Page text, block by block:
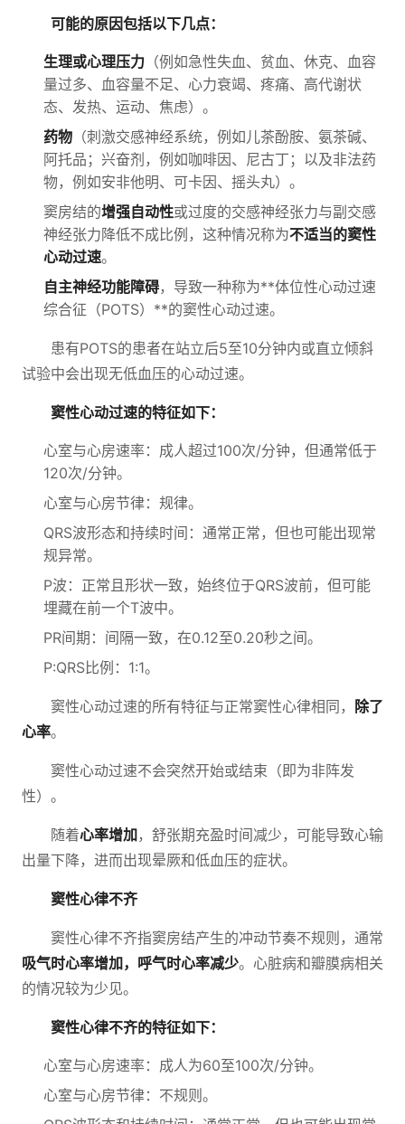
可能的原因包括以下几点：
生理或心理压力 （例如急性失血、贫血、休克、血容
量过多、血容量不足、心力衰竭、疼痛、高代谢状
态、发热、运动、焦虑）。
药物 （刺激交感神经系统，例如儿茶酚胺、氨茶碱、
阿托品；兴奋剂，例如咖啡因、尼古丁；以及非法药
物，例如安非他明、可卡因、摇头丸）。
窦房结的增强自动性或过度的交感神经张力与副交感
神经张力降低不成比例，这种情况称为不适当的窦性
心动过速。
自主神经功能障碍，导致一种称为**体位性心动过速
综合征（POTS）**的窦性心动过速。
患有POTS的患者在站立后5至10分钟内或直立倾斜
试验中会出现无低血压的心动过速。
窦性心动过速的特征如下：
心室与心房速率：成人超过100次/分钟，但通常低于
120次/分钟。
心室与心房节律：规律。
QRS波形态和持续时间：通常正常，但也可能出现常
规异常。
P波：正常且形状一致，始终位于QRS波前，但可能
埋藏在前一个T波中。
PR间期：间隔一致，在0.12至0.20秒之间。
P:QRS比例：1:1。
窦性心动过速的所有特征与正常窦性心律相同，
除了
心率。
窦性心动过速不会突然开始或结束（即为非阵发
性）。
随着心率增加 ，舒张期充盈时间减少，可能导致心输
出量下降，进而出现晕厥和低血压的症状。
窦性心律不齐
窦性心律不齐指窦房结产生的冲动节奏不规则，通常
吸气时心率增加，呼气时心率减少。心脏病和瓣膜病相关
的情况较为少见。
窦性心律不齐的特征如下：
心室与心房速率：成人为60至100次/分钟。
心室与心房节律：不规则。